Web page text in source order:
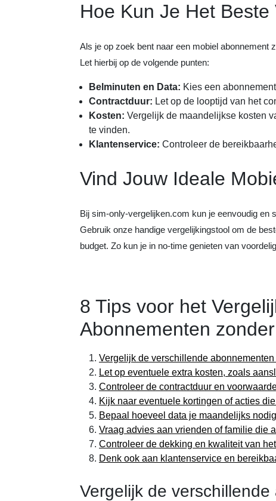
Hoe Kun Je Het Beste
Als je op zoek bent naar een mobiel abonnement
Let hierbij op de volgende punten:
Belminuten en Data: Kies een
Contractduur: Let op de looptijd van het
Kosten: Vergelijk de maandelijkse kosten
te vinden.
Klantenservice: Controleer de
Vind Jouw Ideale
Bij sim-only-vergelijken.com kun je eenvoudig en
Gebruik onze handige vergelijkingstool om de
budget. Zo kun je in no-time genieten van
8 Tips voor het
Abonnementen
Vergelijk de verschillende
Let op eventuele extra kosten, zoals
Controleer de contractduur en
Kijk naar eventuele kortingen of acties
Bepaal hoeveel data je maandelijks
Vraag advies aan vrienden of familie die
Controleer de dekking en kwaliteit van
Denk ook aan klantenservice en
Vergelijk de